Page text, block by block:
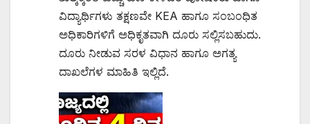
ವಿದ್ಯಾರ್ಥಿಗಳು ತಕ್ಷಣವೇ KEA ಹಾಗೂ ಸಂಬಂಧಿತ
ಅಧಿಕಾರಿಗಳಿಗೆ ಅಧಿಕೃತವಾಗಿ ದೂರು ಸಲ್ಲಿಸಬಹುದು.
ದೂರು ನೀಡುವ ಸರಳ ವಿಧಾನ ಹಾಗೂ ಅಗತ್ಯ
ದಾಖಲೆಗಳ ಮಾಹಿತಿ ಇಲ್ಲಿದೆ.